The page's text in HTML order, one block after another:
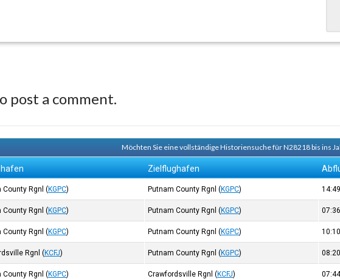
post a comment.
Möchten Sie eine vollständige Historiensuche für N28218 bis ins
Zielflughafen
County Rgnl (KGPC) Putnam County Rgnl (KGPC) 14:49
County Rgnl (KGPC) Putnam County Rgnl (KGPC) 07:36
County Rgnl (KGPC) Putnam County Rgnl (KGPC) 10:10
Rgnl (KCFJ) Putnam County Rgnl (KGPC) 08:20
County Rgnl (KGPC) Crawfordsville Rgnl (KCFJ)